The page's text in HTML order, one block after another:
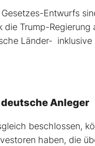
Entwurfs
Trump-
Länder- inklusive
Anleger
beschlossen,
haben, die